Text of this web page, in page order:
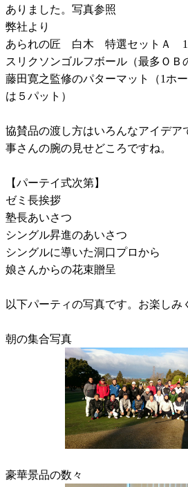
ありました。写真参照
弊社より
あられの匠 白木 特選セットＡ 1
スリクソンゴルフボール（最多ＯＢ
藤田寛之監修のパターマット（1ホ
は５パット）
協賛品の渡し方はいろんなアイデア
事さんの腕の見せどころですね。
【パーテイ式次第】
ゼミ長挨拶
塾長あいさつ
シングル昇進のあいさつ
シングルに導いた洞口プロから
娘さんからの花束贈呈
以下パーティの写真です。お楽しみ
朝の集合写真
豪華景品の数々